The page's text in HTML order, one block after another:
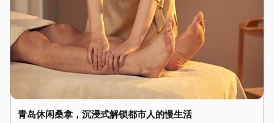
青岛休闲桑拿，沉浸式解锁都市人的慢生活